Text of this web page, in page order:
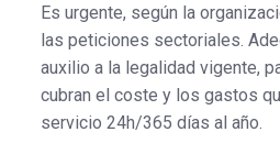
Es urgente, según la
las peticiones sectoriales.
auxilio a la legalidad vigente,
cubran el coste y los gastos
servicio 24h/365 días al año.